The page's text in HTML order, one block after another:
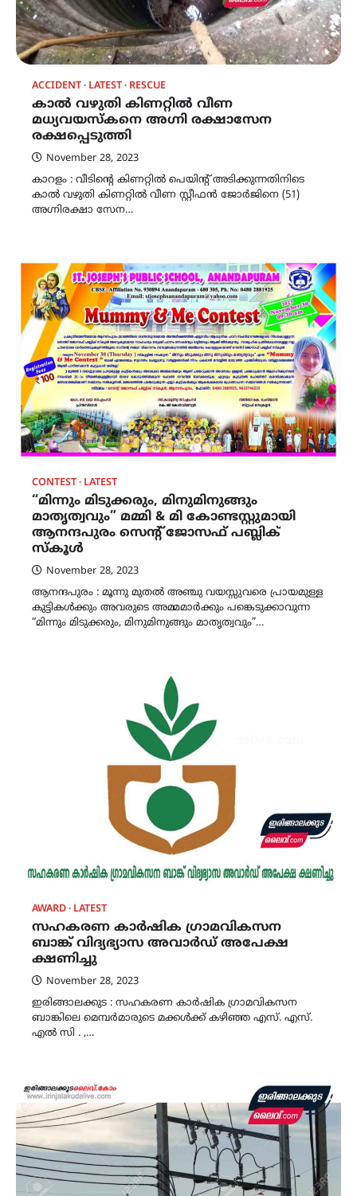
ACCIDENT LATEST RESCUE
കാൽ വഴുതി കിണറ്റിൽ വീണ
മധ്യവയസ്കനെ അഗ്നി രക്ഷാസേന
രക്ഷപ്പെടുത്തി
November 28, 2023
കാറളം : വീടിന്‍റെ കിണറ്റിൽ പെയിന്റ് അടിക്കുന്നതിനിടെ
കാൽ വഴുതി കിണറ്റിൽ വീണ സ്റ്റീഫൻ ജോർജിനെ (51)
അഗ്നിരക്ഷാ സേന…
CONTEST LATEST
“മിന്നും മിടുക്കരും, മിനുമിനുങ്ങും
മാതൃത്വവും” മമ്മി & മി കോണ്ടസ്റ്റുമായി
ആനന്ദപുരം സെന്റ് ജോസഫ് പബ്ലിക്
സ്കൂൾ
November 28, 2023
ആനന്ദപുരം : മൂന്നു മുതൽ അഞ്ചു വയസ്സുവരെ പ്രായമുള്ള
കുട്ടികൾക്കും അവരുടെ അമ്മമാർക്കും പങ്കെടുക്കാവുന്ന
“മിന്നും മിടുക്കരും, മിനുമിനുങ്ങും മാതൃത്വവും”…
AWARD LATEST
സഹകരണ കാർഷിക ഗ്രാമവികസന
ബാങ്ക് വിദ്യഭ്യാസ അവാർഡ് അപേക്ഷ
ക്ഷണിച്ചു
November 28, 2023
ഇരിങ്ങാലക്കുട : സഹകരണ കാർഷിക ഗ്രാമവികസന
ബാങ്കിലെ മെമ്പർമാരുടെ മക്കൾക്ക് കഴിഞ്ഞ എസ്. എസ്.
എൽ സി . ,…